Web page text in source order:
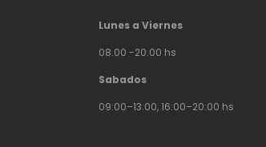
Lunes a Viernes
08.00 -20.00 hs
Sabados
09:00–13:00, 16:00–20:00 hs